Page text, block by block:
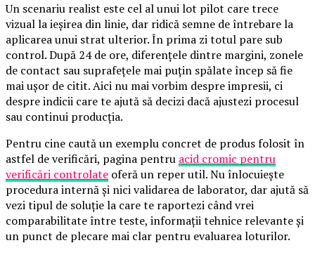
Un scenariu realist este cel al unui lot pilot care trece
vizual la ieșirea din linie, dar ridică semne de întrebare la
aplicarea unui strat ulterior. În prima zi totul pare sub
control. După 24 de ore, diferențele dintre margini, zonele
de contact sau suprafețele mai puțin spălate încep să fie
mai ușor de citit. Aici nu mai vorbim despre impresii, ci
despre indicii care te ajută să decizi dacă ajustezi procesul
sau continui producția.
Pentru cine caută un exemplu concret de produs folosit în
astfel de verificări, pagina pentru acid cromic pentru
verificări controlate oferă un reper util. Nu înlocuiește
procedura internă și nici validarea de laborator, dar ajută să
vezi tipul de soluție la care te raportezi când vrei
comparabilitate între teste, informații tehnice relevante și
un punct de plecare mai clar pentru evaluarea loturilor.